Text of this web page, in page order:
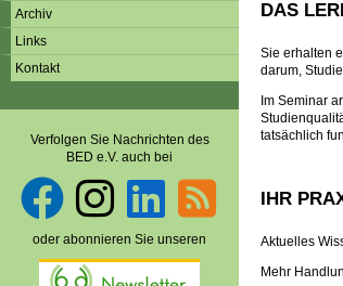
Archiv
Links
Kontakt
Verfolgen Sie Nachrichten des
BED e.V. auch bei
oder abonnieren Sie unseren
DAS
Sie erhalten
darum,
Im Seminar
tatsächlich
IHR
Aktuelles
Mehr